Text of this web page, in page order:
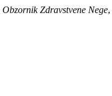
Obzornik Zdravstvene Nege,